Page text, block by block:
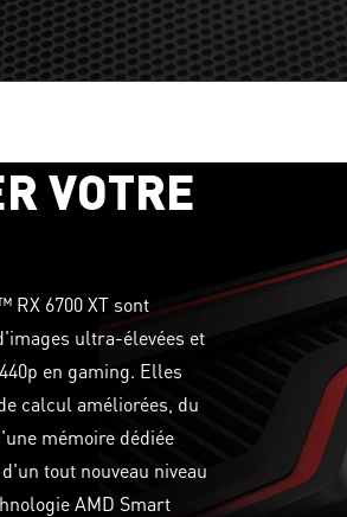
VOTRE
RX 6700 XT sont
ultra-élevées et
en gaming. Elles
calcul améliorées, du
mémoire dédiée
tout nouveau niveau
AMD Smart